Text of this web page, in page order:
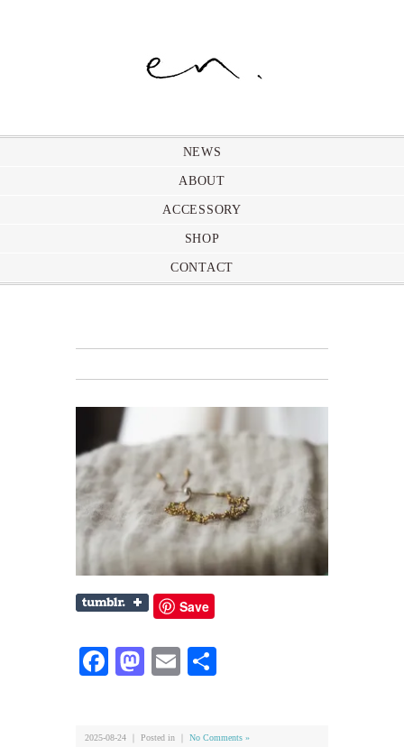
NEWS
ABOUT
ACCESSORY
SHOP
CONTACT
Save
Facebook
Mastodon
Email
2025-08-24 ｜ Posted in ｜ No Comments »